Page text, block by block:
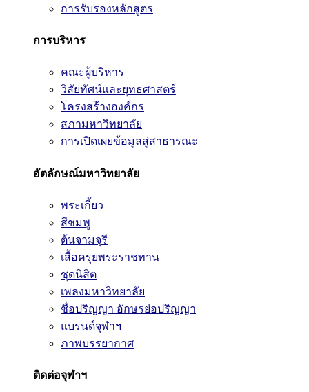
การรับรองหลักสูตร
การบริหาร
คณะผู้บริหาร
วิสัยทัศน์และยุทธศาสตร์
โครงสร้างองค์กร
สภามหาวิทยาลัย
การเปิดเผยข้อมูลสู่สาธารณะ
อัตลักษณ์มหาวิทยาลัย
พระเกี้ยว
สีชมพู
ต้นจามจุรี
เสื้อครุยพระราชทาน
ชุดนิสิต
เพลงมหาวิทยาลัย
ชื่อปริญญา อักษรย่อปริญญา
แบรนด์จุฬาฯ
ภาพบรรยากาศ
ติดต่อจุฬาฯ